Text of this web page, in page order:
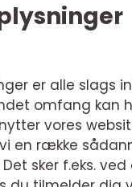
er alle slags
omfang kan
vores
en række
sker f.eks.